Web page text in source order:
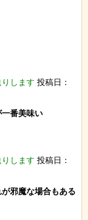
します 投稿日：
番美味い
します 投稿日：
邪魔な場合もある